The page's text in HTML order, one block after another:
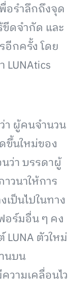
อรำลึกถึงจุด
ดจำกัด และ
อีกครั้ง โดย
LUNAtics
า ผู้คนจำนวน
ขึ้นใหม่ของ
ว่า บรรดาผู้
วนาให้การ
ป็นไปในทาง
อร์มอื่น ๆ คง
ตัวใหม่
นบน
วามเคลื่อนไว